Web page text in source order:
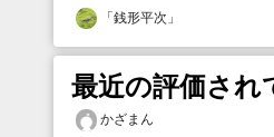
「銭形平次 」
最近の評価され
かざまん